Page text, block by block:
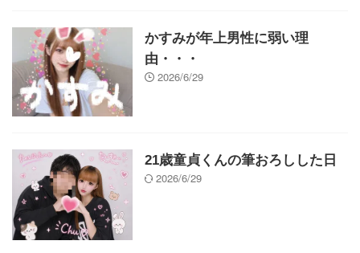
かすみが年上男性に弱い理
由・・・
2026/6/29
21歳童貞くんの筆おろしした日
2026/6/29